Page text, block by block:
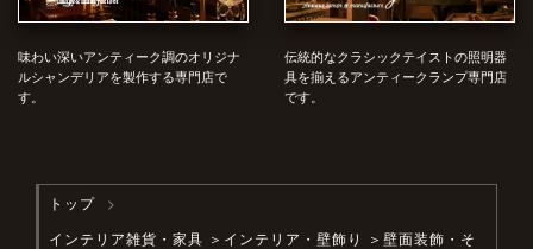
味わい深いアンティーク調のオリジナ
ルシャンデリアを製作する専門店で
す。
伝統的なクラシックテイストの照明器
具を揃えるアンティークランプ専門店
です。
トップ
インテリア雑貨・家具 ＞ インテリア・壁飾り
＞壁面装飾・そ